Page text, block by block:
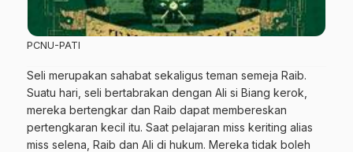
PCNU-PATI
Seli merupakan sahabat sekaligus teman semeja Raib.
Suatu hari, seli bertabrakan dengan Ali si Biang kerok,
mereka bertengkar dan Raib dapat membereskan
pertengkaran kecil itu. Saat pelajaran miss keriting alias
miss selena, Raib dan Ali di hukum. Mereka tidak boleh